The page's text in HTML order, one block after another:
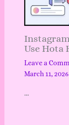
Use Hota
Leave a
March 11, 2026
…